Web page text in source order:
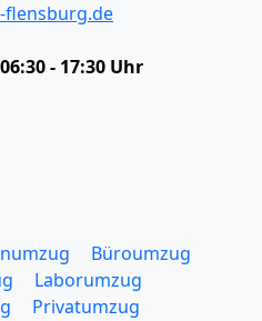
flensburg.de
- 17:30 Uhr
Büroumzug
Laborumzug
Privatumzug